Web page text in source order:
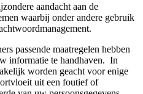
aandacht aan de
waarbij onder andere gebruik
passende maatregelen hebben
informatie te handhaven. In
worden geacht voor enige
uit een foutief of